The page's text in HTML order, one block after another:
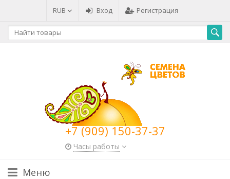
RUB Вход Регистрация
+7 (909) 150-37-37
Часы работы
Меню